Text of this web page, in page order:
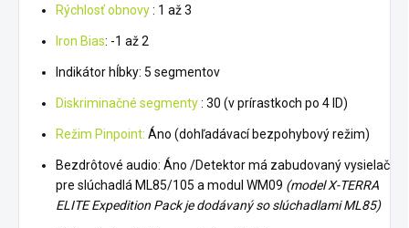
Rýchlosť obnovy: 1 až 3
Iron Bias: -1 až 2
Indikátor hĺbky: 5 segmentov
Diskriminačné segmenty: 30 (v prírastkoch po 4 ID)
Režim Pinpoint: Áno (dohľadávací bezpohybový režim)
Bezdrôtové audio: Áno /Detektor má zabudovaný vysielač
pre slúchadlá ML85/105 a modul WM09 (model X-TERRA
ELITE Expedition Pack je dodávaný so slúchadlami ML85)